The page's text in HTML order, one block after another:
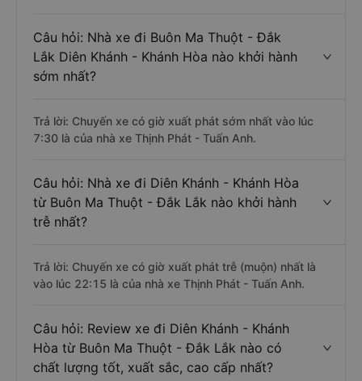
Câu hỏi: Nhà xe đi Buôn Ma Thuột - Đắk
Lắk Diên Khánh - Khánh Hòa nào khởi hành
sớm nhất?
Trả lời: Chuyến xe có giờ xuất phát sớm nhất vào lúc
7:30 là của nhà xe Thịnh Phát - Tuấn Anh.
Câu hỏi: Nhà xe đi Diên Khánh - Khánh Hòa
từ Buôn Ma Thuột - Đắk Lắk nào khởi hành
trễ nhất?
Trả lời: Chuyến xe có giờ xuất phát trễ (muộn) nhất là
vào lúc 22:15 là của nhà xe Thịnh Phát - Tuấn Anh.
Câu hỏi: Review xe đi Diên Khánh - Khánh
Hòa từ Buôn Ma Thuột - Đắk Lắk nào có
chất lượng tốt, xuất sắc, cao cấp nhất?